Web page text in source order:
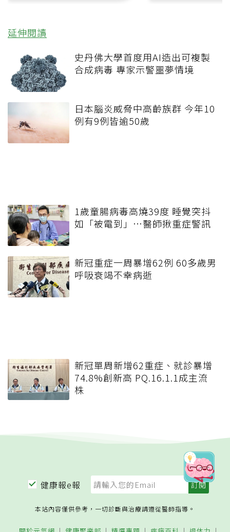
延伸閱讀
史丹佛大學首度用AI造出可複製
合成病毒 專家示警噩夢情境
日本腦炎威脅中高齡族群 今年10
例有9例皆逾50歲
1歲童腸病毒高燒39度 睡覺突抖
如「被電到」…醫師揪重症警訊
新冠重症一周暴增62例 60多歲男
呼吸衰竭不幸病逝
新冠單周新增62重症、就診暴增
74.8%創新高 PQ.16.1.1成主流
株
健康報e報
本站內容僅供參考，一切診斷與治療請遵從醫師指導。